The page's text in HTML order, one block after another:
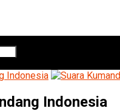
Indonesia